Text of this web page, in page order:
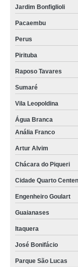
Jardim Bonfiglioli
Pacaembu
Perus
Pirituba
Raposo Tavares
Sumaré
Vila Leopoldina
Água Branca
Anália Franco
Artur Alvim
Chácara do Piqueri
Cidade Quarto
Engenheiro Goulart
Guaianases
Itaquera
José Bonifácio
Parque São Lucas